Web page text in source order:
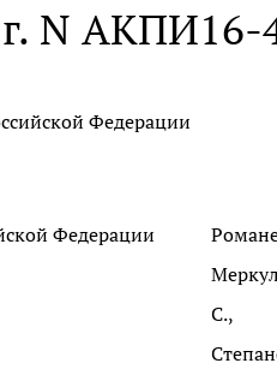
N АКПИ16-
Федерации
Федерации
С.,